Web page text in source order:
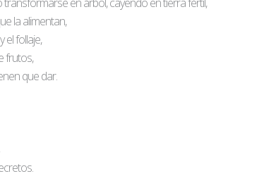
la alimentan,
el follaje,
frutos,
que dar.